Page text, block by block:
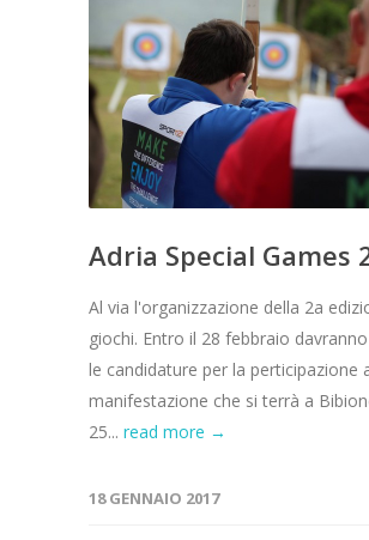
Adria Special Games
Al via l'organizzazione della 2a
giochi. Entro il 28 febbraio
le candidature per la perticipazione
manifestazione che si terrà a
25... read more →
18 GENNAIO 2017